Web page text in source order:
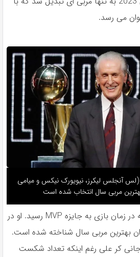
می رسد.
مختلف (لس آنجلس لیکرز، نیویورک نیکس و میامی
مربی سال انتخاب شده است
لری برد تنها مربی است که در زمان بازی به جایزه MVP رسید. او در
بهترین مربی سال شناخته شده است.
کر علی رغم اینکه تعداد شکست